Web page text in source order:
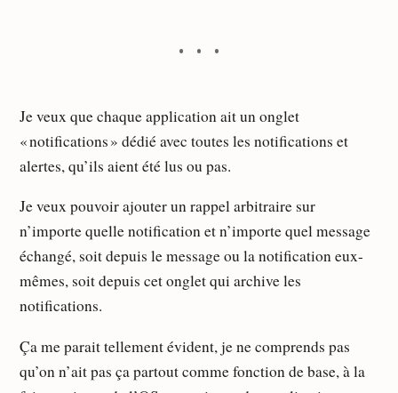
Je veux que chaque application ait un onglet
« notifications » dédié avec toutes les notifications et
alertes, qu’ils aient été lus ou pas.
Je veux pouvoir ajouter un rappel arbitraire sur
n’importe quelle notification et n’importe quel message
échangé, soit depuis le message ou la notification eux-
mêmes, soit depuis cet onglet qui archive les
notifications.
Ça me parait tellement évident, je ne comprends pas
qu’on n’ait pas ça partout comme fonction de base, à la